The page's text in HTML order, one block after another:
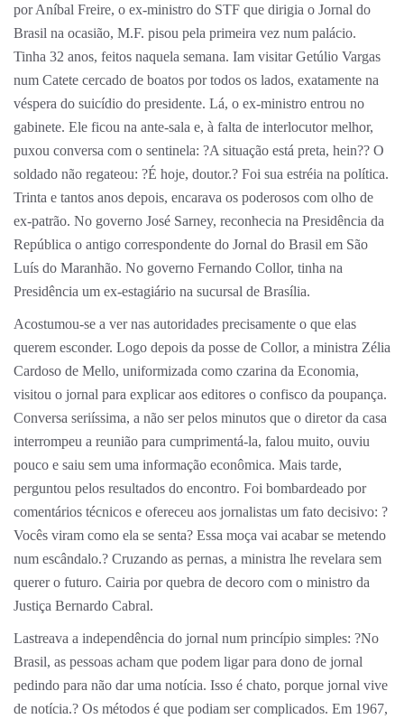
por Aníbal Freire, o ex-ministro do STF que dirigia o Jornal do
Brasil na ocasião, M.F. pisou pela primeira vez num palácio.
Tinha 32 anos, feitos naquela semana. Iam visitar Getúlio Vargas
num Catete cercado de boatos por todos os lados, exatamente na
véspera do suicídio do presidente. Lá, o ex-ministro entrou no
gabinete. Ele ficou na ante-sala e, à falta de interlocutor melhor,
puxou conversa com o sentinela: ?A situação está preta, hein?? O
soldado não regateou: ?É hoje, doutor.? Foi sua estréia na política.
Trinta e tantos anos depois, encarava os poderosos com olho de
ex-patrão. No governo José Sarney, reconhecia na Presidência da
República o antigo correspondente do Jornal do Brasil em São
Luís do Maranhão. No governo Fernando Collor, tinha na
Presidência um ex-estagiário na sucursal de Brasília.
Acostumou-se a ver nas autoridades precisamente o que elas
querem esconder. Logo depois da posse de Collor, a ministra Zélia
Cardoso de Mello, uniformizada como czarina da Economia,
visitou o jornal para explicar aos editores o confisco da poupança.
Conversa seriíssima, a não ser pelos minutos que o diretor da casa
interrompeu a reunião para cumprimentá-la, falou muito, ouviu
pouco e saiu sem uma informação econômica. Mais tarde,
perguntou pelos resultados do encontro. Foi bombardeado por
comentários técnicos e ofereceu aos jornalistas um fato decisivo: ?
Vocês viram como ela se senta? Essa moça vai acabar se metendo
num escândalo.? Cruzando as pernas, a ministra lhe revelara sem
querer o futuro. Cairia por quebra de decoro com o ministro da
Justiça Bernardo Cabral.
Lastreava a independência do jornal num princípio simples: ?No
Brasil, as pessoas acham que podem ligar para dono de jornal
pedindo para não dar uma notícia. Isso é chato, porque jornal vive
de notícia.? Os métodos é que podiam ser complicados. Em 1967,